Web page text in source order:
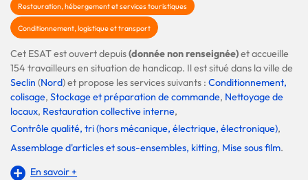
Restauration, hébergement et services touristiques
Conditionnement, logistique et transport
Cet ESAT est ouvert depuis(donnée non renseignée)et accueille
154 travailleurs en situation de handicap. Il est situé dans la ville de
Seclin (Nord) et propose les services suivants : Conditionnement,
colisage, Stockage et préparation de commande, Nettoyage de
locaux, Restauration collective interne,
Contrôle qualité, tri (hors mécanique, électrique, électronique),
Assemblage d'articles et sous-ensembles, kitting, Mise sous film.
En savoir +